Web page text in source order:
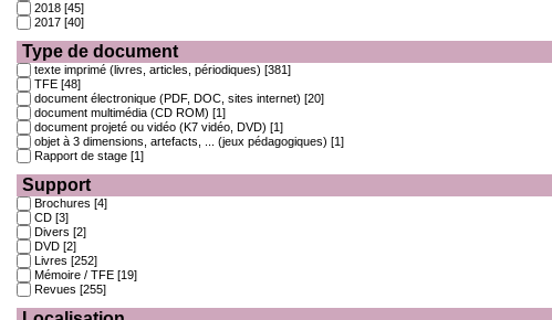
2018 [45]
2017 [40]
Type de document
texte imprimé (livres, articles, périodiques) [381]
TFE [48]
document électronique (PDF, DOC, sites internet) [20]
document multimédia (CD ROM) [1]
document projeté ou vidéo (K7 vidéo, DVD) [1]
objet à 3 dimensions, artefacts, ... (jeux pédagogiques) [1]
Rapport de stage [1]
Support
Brochures [4]
CD [3]
Divers [2]
DVD [2]
Livres [252]
Mémoire / TFE [19]
Revues [255]